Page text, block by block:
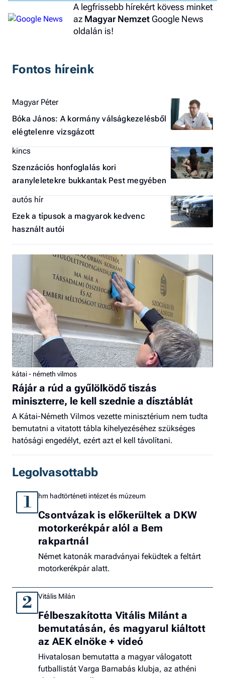
A legfrissebb hírekért kövess minket
az Magyar Nemzet Google News
oldalán is!
Fontos híreink
Magyar Péter
Bóka János: A kormány válságkezelésből
elégtelenre vizsgázott
kincs
Szenzációs honfoglalás kori
aranyleletekre bukkantak Pest megyében
autós hír
Ezek a típusok a magyarok kedvenc
használt autói
kátai - németh vilmos
Rájár a rúd a gyűlölködő tiszás
miniszterre, le kell szednie a dísztáblát
A Kátai-Németh Vilmos vezette minisztérium nem tudta
bemutatni a vitatott tábla kihelyezéséhez szükséges
hatósági engedélyt, ezért azt el kell távolítani.
Legolvasottabb
1 hm hadtörténeti intézet és múzeum
Csontvázak is előkerültek a DKW
motorkerékpár alól a Bem
rakpartnál
Német katonák maradványai feküdtek a feltárt
motorkerékpár alatt.
2 Vitális Milán
Félbeszakította Vitális Milánt a
bemutatásán, és magyarul kiáltott
az AEK elnöke + videó
Hivatalosan bemutatta a magyar válogatott
futballistát Varga Barnabás klubja, az athéni